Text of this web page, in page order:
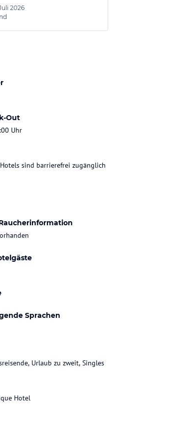
2026
Out
Uhr
sind barrierefrei zugänglich
Sprachen
Urlaub zu zweit, Singles
Hotel